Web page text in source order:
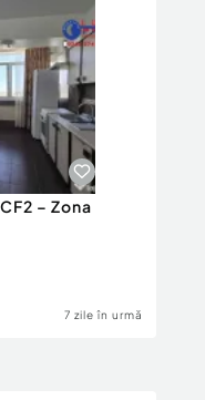
– Zona
7 zile în urmă